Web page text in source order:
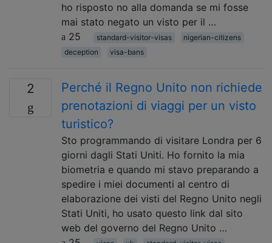
ho risposto no alla domanda se mi fosse
mai stato negato un visto per il …
25
standard-visitor-visas
nigerian-citizens
deception
visa-bans
2
Perché il Regno Unito non richiede
prenotazioni di viaggi per un visto
turistico?
Sto programmando di visitare Londra per 6
giorni dagli Stati Uniti. Ho fornito la mia
biometria e quando mi stavo preparando a
spedire i miei documenti al centro di
elaborazione dei visti del Regno Unito negli
Stati Uniti, ho usato questo link dal sito
web del governo del Regno Unito …